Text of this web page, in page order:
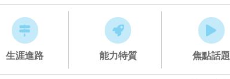
生涯進路 能力特質 焦點話題